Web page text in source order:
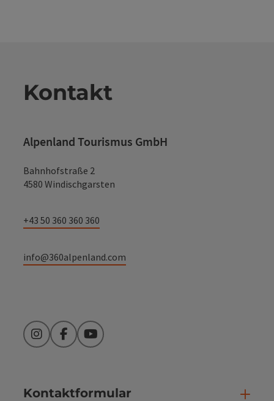
Kontakt
Alpenland Tourismus GmbH
Bahnhofstraße 2
4580 Windischgarsten
+43 50 360 360 360
info@360alpenland.com
InstagramFacebookYouTube
Kontaktformular